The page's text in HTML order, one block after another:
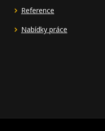
Reference
Nabídky práce